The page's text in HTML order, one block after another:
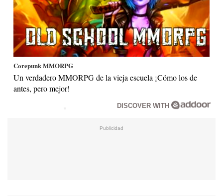
Corepunk MMORPG
Un verdadero MMORPG de la vieja escuela ¡Cómo los de
antes, pero mejor!
DISCOVER WITH